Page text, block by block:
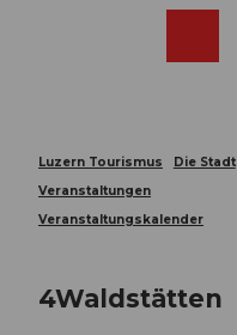
Luzern Tourismus
Die Stadt
Veranstaltungen
Veranstaltungskalender
4Waldstätten